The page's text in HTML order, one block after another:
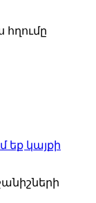
հղումը
եք կայքի